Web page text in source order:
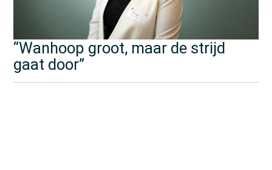
“Wanhoop groot, maar de strijd
gaat door”